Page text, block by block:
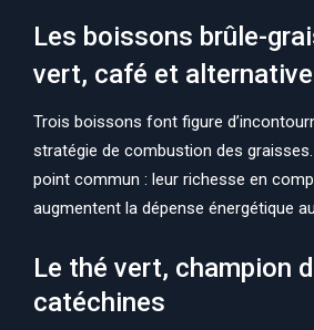
Les boissons brûle-
vert, café et
Trois boissons font figure
stratégie de combustion des
point commun : leur richesse en
augmentent la dépense énergétique
Le thé vert, champion
catéchines